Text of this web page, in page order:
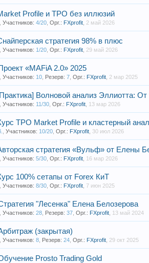
Profile и TPO без иллюзий
,Участников: 4/20 ,Орг.: FXprofit 2 май 2026
стратегия 98% в плюс
,Участников: 1/20 ,Орг.: FXprofit 29 май 2026
«MAFiA 2.0» 2025
,Участников: 10 Резерв: 7 ,Орг.: FXprofit 2 мар 2025
Волновой анализ Эллиотта:
,Участников: 11/30 ,Орг.: FXprofit 13 мар 2026
TPO Market Profile и кластерный
,Участников: 10/20 ,Орг.: FXprofit 30 июл 2026
стратегия «Вульф» от Елены
,Участников: 5/30 ,Орг.: FXprofit 16 мар 2026
100% сетапы от Forex КиТ
,Участников: 8/30 ,Орг.: FXprofit 7 июн 2025
"Лесенка" Елена Белозерова
,Участников: 28 Резерв: 37 ,Орг.: FXprofit 13 май 2024
(закрытая)
,Участников: 8 Резерв: 24 ,Орг.: FXprofit 29 окт 2025
Prosto Trading Gold